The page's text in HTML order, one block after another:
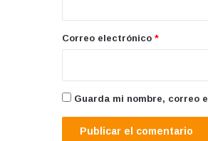
*
Correo electrónico *
Guarda mi nombre, correo